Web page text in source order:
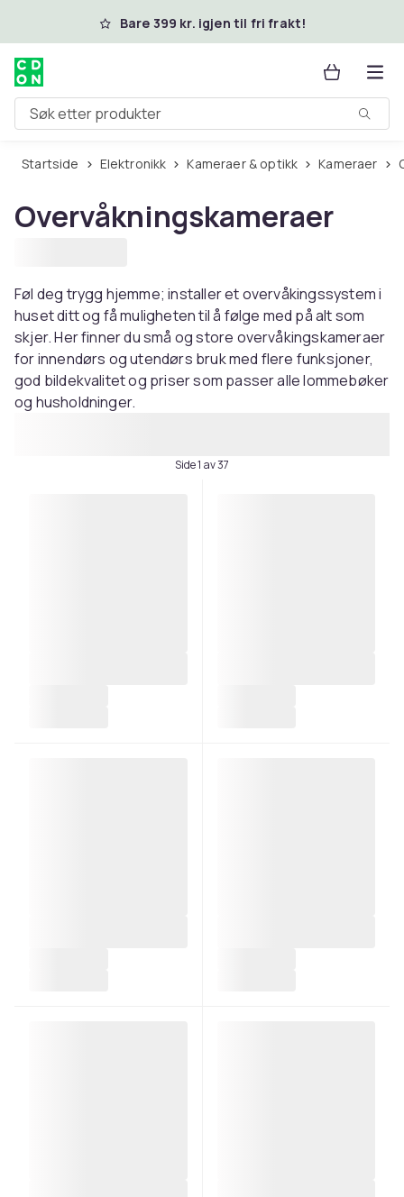
Hopp til hovedinnholdBare 399 kr. igjen til fri frakt!
Søk etter produkter
Startside Elektronikk Kameraer & optikk Kameraer
Overvåkningskameraer
Føl deg trygg hjemme; installer et overvåkingssystem i
huset ditt og få muligheten til å følge med på alt som
skjer. Her finner du små og store overvåkingskameraer
for innendørs og utendørs bruk med flere funksjoner,
god bildekvalitet og priser som passer alle lommebøker
og husholdninger.
Side 1 av 37